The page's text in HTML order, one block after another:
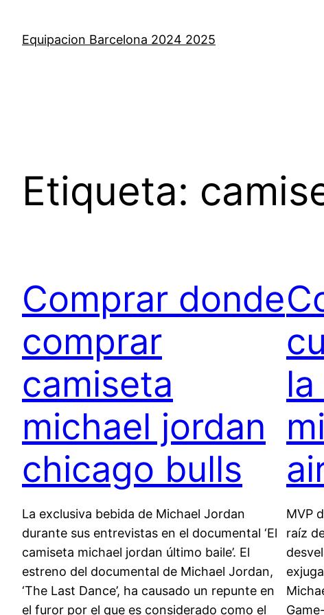
contenido
Equipacion Barcelona 2024 2025
Etiqueta:
Comprar donde
comprar
camiseta
michael jordan
chicago bulls
La exclusiva bebida de Michael Jordan
durante sus entrevistas en el documental ‘El
camiseta michael jordan último baile’. El
estreno del documental de Michael Jordan,
‘The Last Dance’, ha causado un repunte en
el furor por el que es considerado como el
MVP
raíz